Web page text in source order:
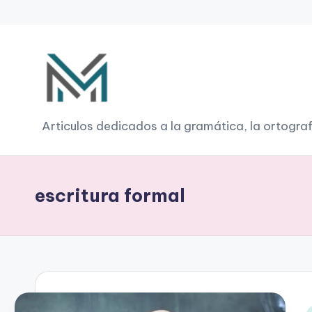
contenido
G
r
a
á
ti
Articulos dedicados a la gramática, la
escritura formal